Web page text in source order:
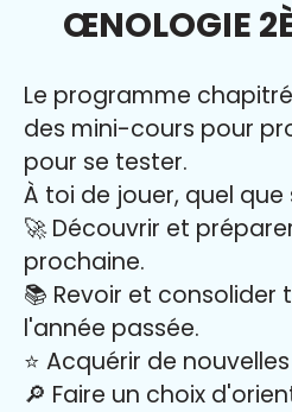
ŒNOLOGIE
Le programme
des mini-cours pour
pour se tester.
À toi de jouer, quel
🚀 Découvrir et
prochaine.
📚 Revoir et consolider
l'année passée.
⭐️ Acquérir de
🔎 Faire un choix